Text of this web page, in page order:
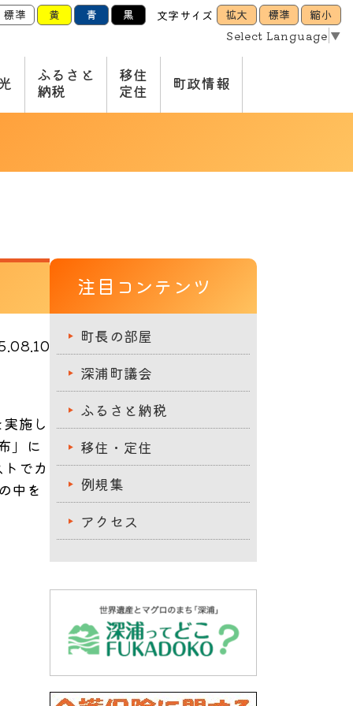
標準 黄 青 黒 文字サイズ 拡大 標準
縮小
Select Language ▼
ふるさと
納税
移住
定住
町政情報
施し
」に
でカ
中を
注目コンテンツ
町長の部屋
深浦町議会
ふるさと納税
移住・定住
例規集
アクセス